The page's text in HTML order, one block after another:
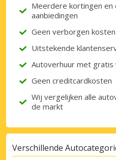
Meerdere kortingen en
aanbiedingen
Geen verborgen kosten
Uitstekende
Autoverhuur met gratis
Geen creditcardkosten
Wij vergelijken alle
de markt
Verschillende